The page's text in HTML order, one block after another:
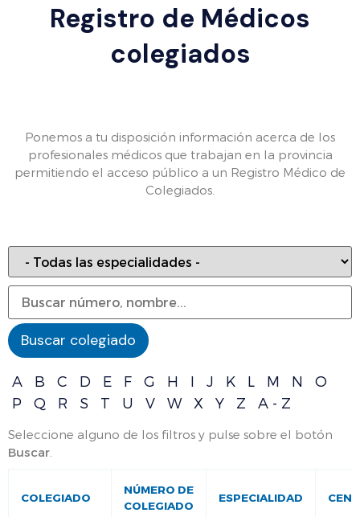
Registro de Médicos
colegiados
Ponemos a tu disposición información acerca de los
profesionales médicos que trabajan en la provincia
permitiendo el acceso público a un Registro Médico de
Colegiados.
A B C D E F G H I J K L M N
O
P
Q R S T U V W X Y Z A - Z
Seleccione alguno de los filtros y pulse sobre el botón
Buscar
COLEGIADO
NÚMERO DE
COLEGIADO
ESPECIALIDAD